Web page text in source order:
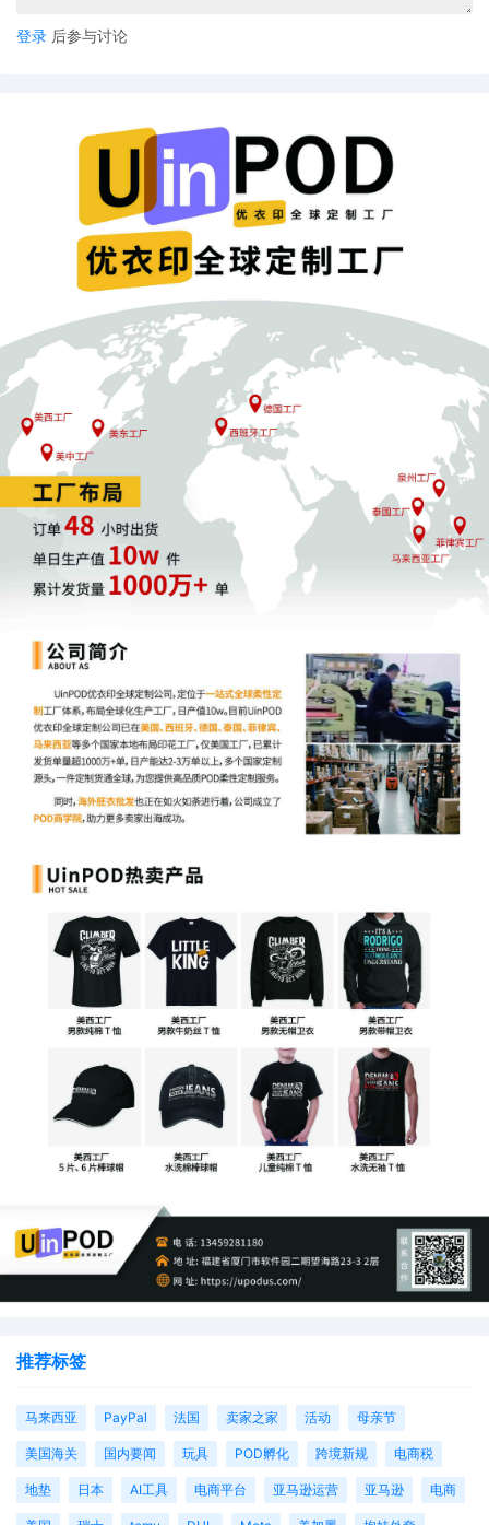
境电商正从“野蛮生长”走向“合规经营”。卖家唯有主动适应
登录 后参与讨论
推荐标签
马来西亚 PayPal 法国 卖家之家 活动 母亲节
美国海关 国内要闻 玩具 POD孵化 跨境新规 电商税
地垫 日本 AI工具 电商平台 亚马逊运营 亚马逊 电商